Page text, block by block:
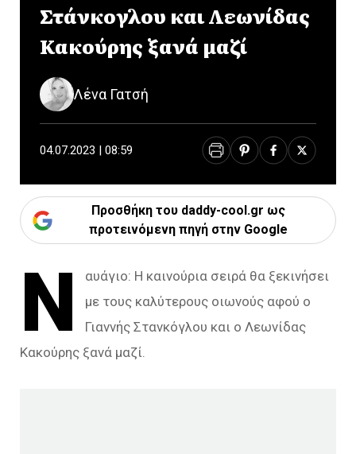
Στάνκογλου και Λεωνίδας
Κακούρης ξανά μαζί
Λένα Γατσή
04.07.2023 | 08:59
Προσθήκη του daddy-cool.gr ως
προτεινόμενη πηγή στην Google
Ν
αυάγιο: Η καινούρια σειρά θα ξεκινήσει
με τους καλύτερους οιωνούς αφού ο
Γιαννής Στανκόγλου και ο Λεωνίδας
Κακούρης ξανά μαζί.